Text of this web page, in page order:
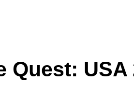
Quest: USA